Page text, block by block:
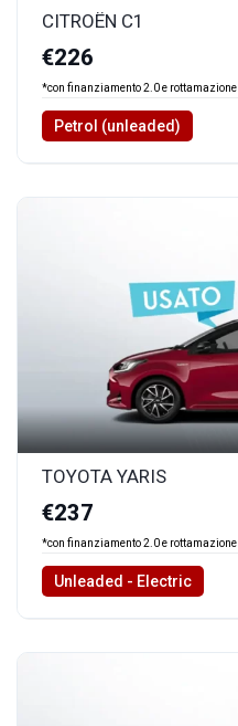
CITROËN C1
€226
*con finanziamento 2.0 e rottamazione
Petrol (unleaded)
TOYOTA YARIS
€237
*con finanziamento 2.0 e rottamazione
Unleaded - Electric